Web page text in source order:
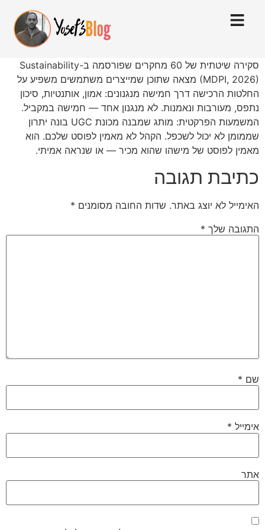
סקירה שיטתית של 60 מחקרים שפורסמה ב-Sustainability
(MDPI, 2026) מצאה שתוכן שמייצרים משתמשים משפיע על
החלטות הרכישה דרך חמישה מנגנונים: אמון, אותנטיות, סיכון
נתפס, מעורבות ונאמנות. לא מנגנון אחד — חמישה במקביל.
המשמעות הפרקטית: מותג שמבנה מכונת UGC בונה יתרון
שממומן לא יכול לשכפל. הקהל לא מאמין לפוסט שלכם. הוא
מאמין לפוסט של מישהו שהוא מכיר — או שנראה אמיתי.
כתיבת תגובה
האימייל לא יוצג באתר. שדות החובה מסומנים *
התגובה שלך *
שם *
אימייל *
אתר